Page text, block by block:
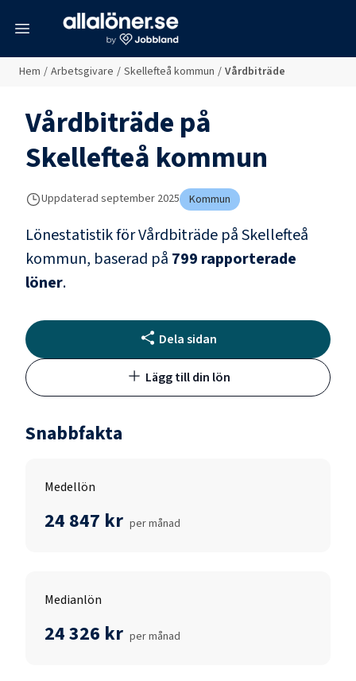
Hem / Arbetsgivare / Skellefteå kommun / Vårdbiträde
Vårdbiträdepå
Skellefteå kommun
Uppdaterad september 2025 Kommun
Lönestatistik förVårdbiträde påSkellefteå
kommun, baserad på 799 rapporterade
löner.
Dela sidan
Lägg till din lön
Snabbfakta
Medellön
24 847 kr per månad
Medianlön
24 326 kr per månad